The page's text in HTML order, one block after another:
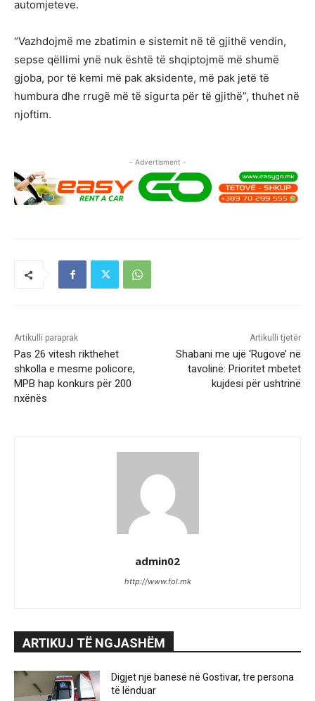
automjeteve.
“Vazhdojmë me zbatimin e sistemit në të gjithë vendin,
sepse qëllimi ynë nuk është të shqiptojmë më shumë
gjoba, por të kemi më pak aksidente, më pak jetë të
humbura dhe rrugë më të sigurta për të gjithë”, thuhet në
njoftim.
- Advertisment -
Artikulli paraprak
Pas 26 vitesh rikthehet
shkolla e mesme policore,
MPB hap konkurs për 200
nxënës
Artikulli tjetër
Shabani me ujë ‘Rugove’ në
tavolinë: Prioritet mbetet
kujdesi për ushtrinë
admin02
http://www.fol.mk
ARTIKUJ TË NGJASHËM
Digjet një banesë në Gostivar, tre persona
të lënduar